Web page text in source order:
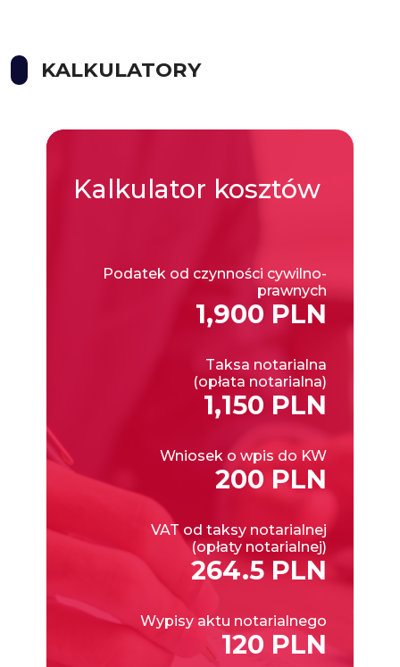
KALKULATORY
Kalkulator kosztów
Podatek od czynności cywilno-
prawnych
1,900 PLN
Taksa notarialna
(opłata notarialna)
1,150 PLN
Wniosek o wpis do KW
200 PLN
VAT od taksy notarialnej
(opłaty notarialnej)
264.5 PLN
Wypisy aktu notarialnego
120 PLN